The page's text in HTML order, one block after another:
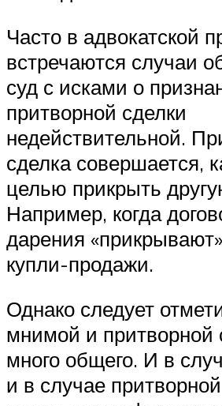
Часто в адвокатской
встречаются случаи
суд с исками о
притворной сделки
недействительной.
сделка совершается,
целью прикрыть
Например, когда
дарения
купли-продажи.
Однако следует
мнимой и притворной
много общего. И в
и в случае